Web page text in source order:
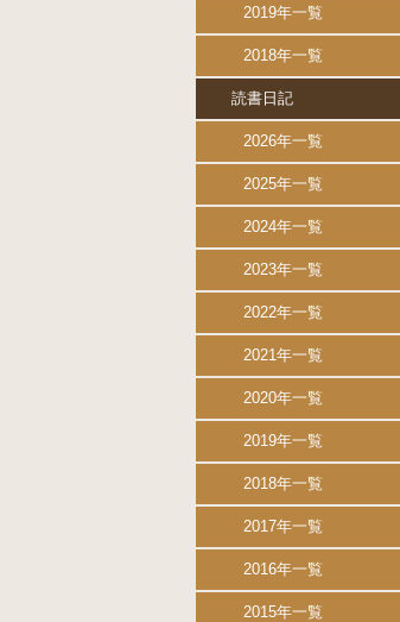
2019年一覧
2018年一覧
読書日記
2026年一覧
2025年一覧
2024年一覧
2023年一覧
2022年一覧
2021年一覧
2020年一覧
2019年一覧
2018年一覧
2017年一覧
2016年一覧
2015年一覧